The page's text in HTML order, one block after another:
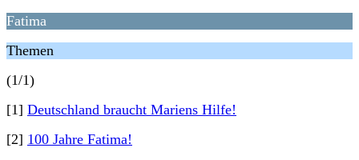
Fatima
Themen
(1/1)
[1] Deutschland braucht Mariens Hilfe!
[2] 100 Jahre Fatima!